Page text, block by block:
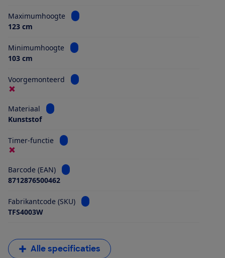
Maximumhoogte
Bekijk informatie voor Maximumhoogte
123 cm
Minimumhoogte
Bekijk informatie voor Minimumhoogte
103 cm
Voorgemonteerd Bekijk informatie voor Voorgemonteerd
Materiaal
Bekijk informatie voor Materiaal
Kunststof
Timer-functie Bekijk informatie voor Timer-functie
Barcode (EAN)
Bekijk informatie voor Barcode (EAN)
8712876500462
Fabrikantcode (SKU)
Bekijk informatie voor Fabrikantcode (SKU)
TFS4003W
Alle specificaties